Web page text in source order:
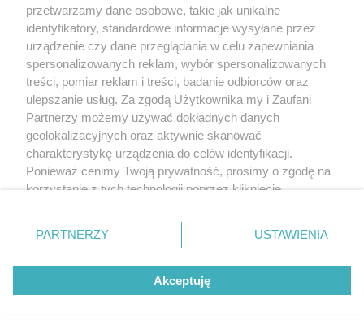
przetwarzamy dane osobowe, takie jak unikalne
identyfikatory, standardowe informacje wysyłane przez
urządzenie czy dane przeglądania w celu zapewniania
spersonalizowanych reklam, wybór spersonalizowanych
treści, pomiar reklam i treści, badanie odbiorców oraz
ulepszanie usług. Za zgodą Użytkownika my i Zaufani
Partnerzy możemy używać dokładnych danych
geolokalizacyjnych oraz aktywnie skanować
charakterystykę urządzenia do celów identyfikacji.
Ponieważ cenimy Twoją prywatność, prosimy o zgodę na
korzystanie z tych technologii poprzez kliknięcie
zmienić/wycofać klikając przycisk ustawień prywatności
znajdujący się w lewym dolnym rogu strony
rodzaje przetwarzania danych nie wymagają zgody
użytkownika, ale masz prawo sprzeciwić się takiemu
przetwarzaniu. Preferencje będą miały zastosowanie tylko
PARTNERZY USTAWIENIA
Akceptuję